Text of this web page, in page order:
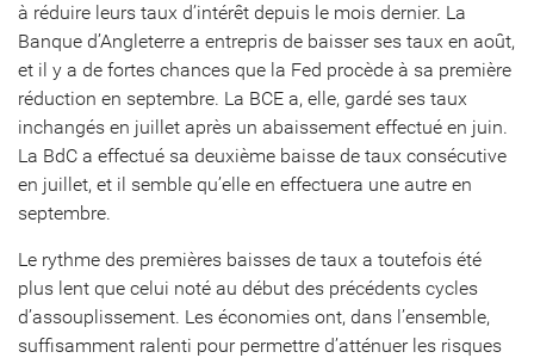
à réduire leurs taux d’intérêt depuis le mois dernier. La
Banque d’Angleterre a entrepris de baisser ses taux en août,
et il y a de fortes chances que la Fed procède à sa première
réduction en septembre. La BCE a, elle, gardé ses taux
inchangés en juillet après un abaissement effectué en juin.
La BdC a effectué sa deuxième baisse de taux consécutive
en juillet, et il semble qu’elle en effectuera une autre en
septembre.
Le rythme des premières baisses de taux a toutefois été
plus lent que celui noté au début des précédents cycles
d’assouplissement. Les économies ont, dans l’ensemble,
suffisamment ralenti pour permettre d’atténuer les risques